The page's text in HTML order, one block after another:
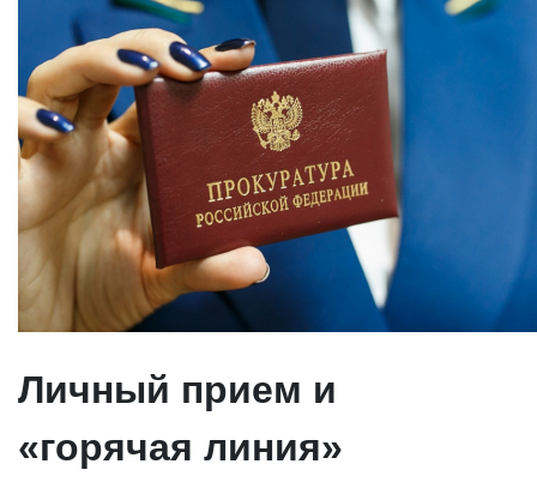
Личный прием и
«горячая линия»